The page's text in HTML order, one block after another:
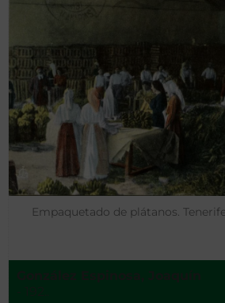
Empaquetado de plátanos.